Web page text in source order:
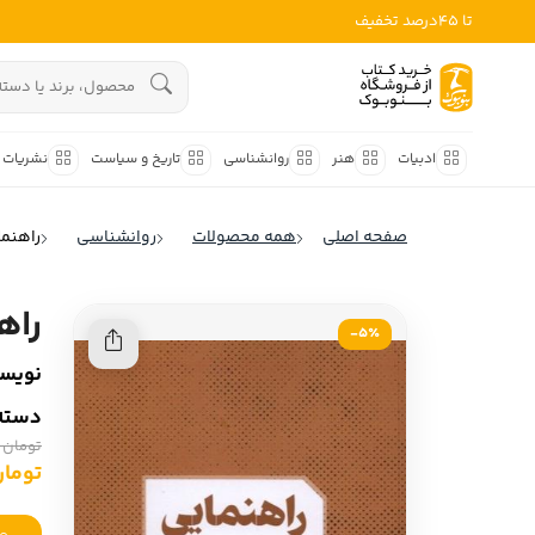
تا 45درصد تخفیف
ادبیات هنر روانشناسی تاریخ و سیاست نشریات
ادبیات ایران
ادبیات انگلیس
ادبیات فرانسه
ادبیات ایتالیا
ادبیات روسیه
ادبیات آمریکای لاتین
ادبیات
کودک و نوجوان
صفحه اصلی همه محصولات روانشناسی
5٪-
تومان 516,000
تومان